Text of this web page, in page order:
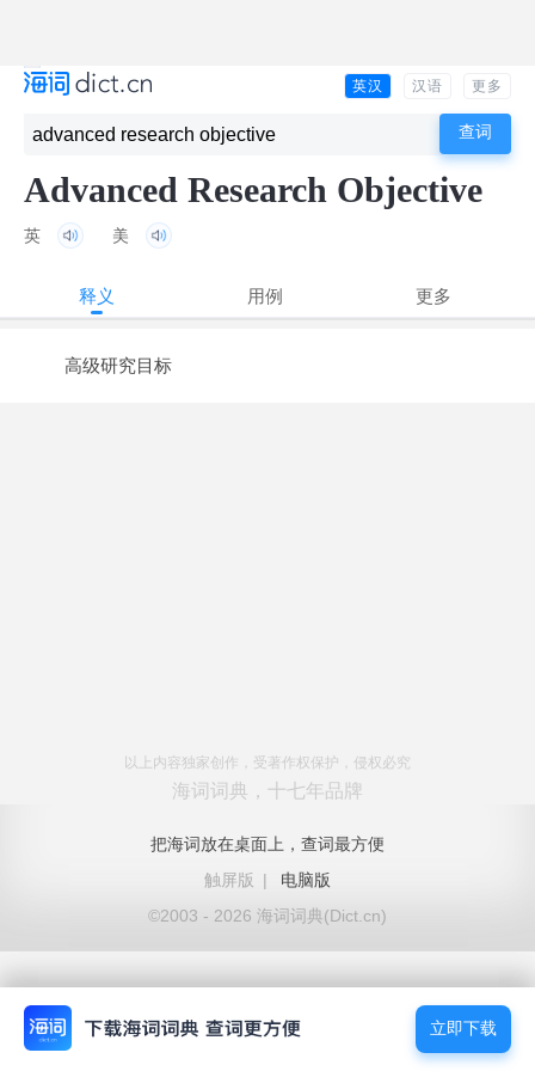
英汉 汉语 更多
Advanced Research Objective
英 美
释义 用例 更多
高级研究目标
以上内容独家创作，受著作权保护，侵权必究
海词词典，十七年品牌
把海词放在桌面上，查词最方便
触屏版
|
电脑版
©2003 - 2026 海词词典(Dict.cn)
立即下载
立即下载